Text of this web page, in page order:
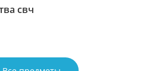
свч